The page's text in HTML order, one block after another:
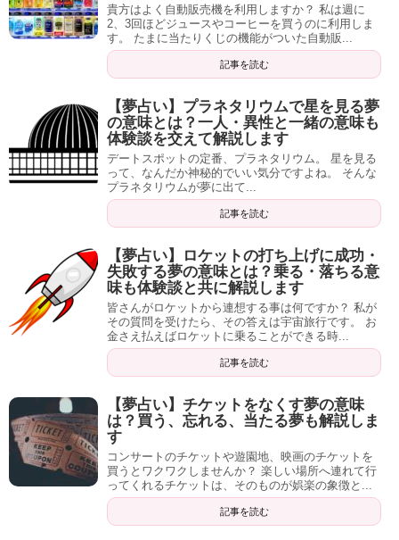
貴方はよく自動販売機を利用しますか？ 私は週に
2、3回ほどジュースやコーヒーを買うのに利用しま
す。 たまに当たりくじの機能がついた自動販...
記事を読む
【夢占い】プラネタリウムで星を見る夢
の意味とは？一人・異性と一緒の意味も
体験談を交えて解説します
デートスポットの定番、プラネタリウム。 星を見る
って、なんだか神秘的でいい気分ですよね。 そんな
プラネタリウムが夢に出て...
記事を読む
【夢占い】ロケットの打ち上げに成功・
失敗する夢の意味とは？乗る・落ちる意
味も体験談と共に解説します
皆さんがロケットから連想する事は何ですか？ 私が
その質問を受けたら、その答えは宇宙旅行です。 お
金さえ払えばロケットに乗ることができる時...
記事を読む
【夢占い】チケットをなくす夢の意味
は？買う、忘れる、当たる夢も解説しま
す
コンサートのチケットや遊園地、映画のチケットを
買うとワクワクしませんか？ 楽しい場所へ連れて行
ってくれるチケットは、そのものが娯楽の象徴と...
記事を読む